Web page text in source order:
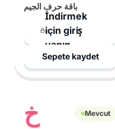
باقة حرف الجيم
İndirmek
için giriş
yapın
Sepete kaydet
خ Mevcut